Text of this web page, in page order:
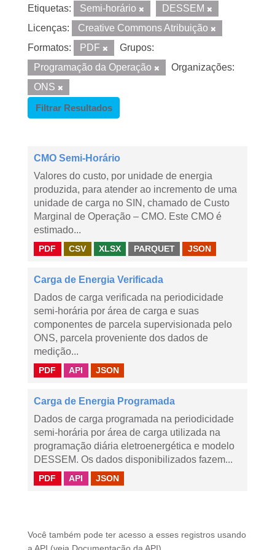
Etiquetas: Semi-horário
DESSEM
Licenças:
Creative Commons Atribuição
Formatos:
PDF
Grupos:
Programação da Operação
Organizações:
ONS
Filtrar Resultados
CMO Semi-Horário
Valores do custo, por unidade de energia
produzida, para atender ao incremento de uma
unidade de carga no SIN, chamado de Custo
Marginal de Operação – CMO. Este CMO é
estimado...
PDF CSV XLSX PARQUET JSON
Carga de Energia Verificada
Dados de carga verificada na periodicidade
semi-horária por área de carga e suas
componentes de parcela supervisionada pelo
ONS, parcela proveniente dos dados de
medição...
PDF API JSON
Carga de Energia Programada
Dados de carga programada na periodicidade
semi-horária por área de carga utilizada na
programação diária eletroenergética e modelo
DESSEM. Os dados disponibilizados fazem...
PDF API JSON
Você também pode ter acesso a esses registros usando